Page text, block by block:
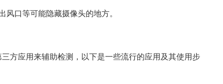
风口等可能隐藏摄像头的地方。
方应用来辅助检测，以下是一些流行的应用及其使用步